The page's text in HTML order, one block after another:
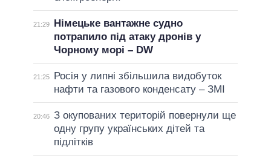
21:29
Німецьке вантажне судно
потрапило під атаку дронів у
Чорному морі – DW
21:25
Росія у липні збільшила видобуток
нафти та газового конденсату – ЗМІ
20:46 З окупованих територій повернули ще
одну групу українських дітей та
підлітків